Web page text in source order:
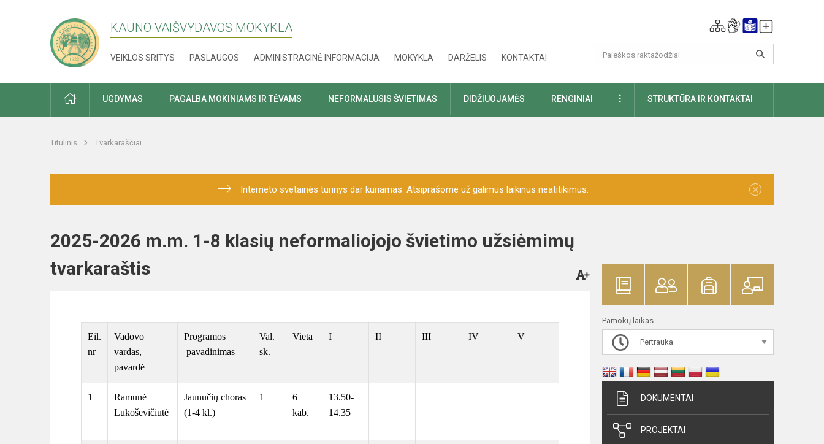
KAUNO VAIŠVYDAVOS MOKYKLA
VEIKLOS SRITYS PASLAUGOS ADMINISTRACINĖ INFORMACIJA MOKYKLA DARŽELIS KONTAKTAI
PRADŽIAUGDYMAS PAGALBA MOKINIAMS IR TĖVAMS NEFORMALUSIS ŠVIETIMAS DIDŽIUOJAMĖS RENGINIAI DAUGIAUSTRUKTŪRA IR KONTAKTAI
Titulinis Tvarkaraščiai
Interneto svetainės turinys dar kuriamas. Atsiprašome už galimus laikinus neatitikimus. ×
2025-2026 m.m. 1-8 klasių neformaliojojo švietimo užsiėmimų
tvarkaraštis
Eil.
nr
Vadovo
vardas,
pavardė
Programos
pavadinimas
Val.
sk.
Vieta I II III IV V
1
Ramunė
Lukoševičiūtė
Jaunučių choras
(1-4 kl.)
1
6
kab.
13.50-
14.35
Pamokų laikas
Pertrauka
DOKUMENTAI
PROJEKTAI